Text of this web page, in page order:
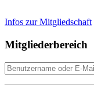
Infos zur Mitgliedschaft
Mitgliederbereich